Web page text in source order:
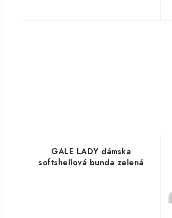
GALE LADY dámska
softshellová bunda zelená